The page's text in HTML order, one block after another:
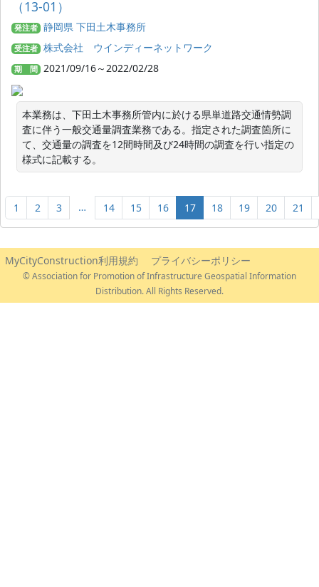
（13-01）
発注者 静岡県 下田土木事務所
受注者 株式会社 ウインディーネットワーク
期 間 2021/09/16～2022/02/28
本業務は、下田土木事務所管内に於ける県単道路交通情勢調
査に伴う一般交通量調査業務である。指定された調査箇所に
て、交通量の調査を12間時間及び24時間の調査を行い指定の
様式に記載する。
1 2 3 … 14 15 16 17 18 19 20 21
MyCityConstruction利用規約 プライバシーポリシー
© Association for Promotion of Infrastructure Geospatial Information
Distribution. All Rights Reserved.